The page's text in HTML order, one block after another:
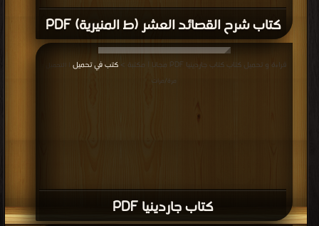
كتاب شرح القصائد العشر (ط المنيرية) PDF
كتاب جاردينيا PDF
قراءة و تحميل كتاب كتاب جاردينيا PDF مجانا | مكتبة > كتب في تحميل
| التحميل :
مرة/مرات